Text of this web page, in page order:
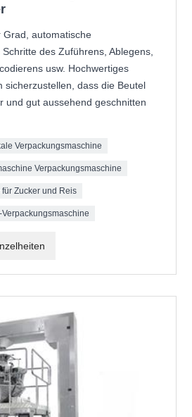
Grad, automatische
des Zuführens, Ablegens,
usw. Hochwertiges
sicherzustellen, dass die Beutel
und gut aussehend geschnitten
Verpackungsmaschine
Verpackungsmaschine
Zucker und Reis